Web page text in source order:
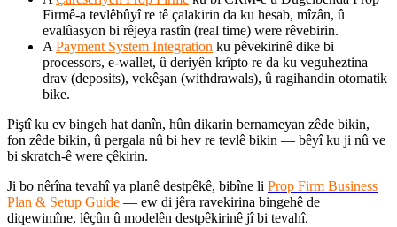
Firmê-a tevlêbûyî re tê çalakirin da ku hesab, mîzân, û
evalûasyon bi rêjeya rastîn (real time) were rêvebirin.
A Payment System Integration ku pêvekirinê dike bi
processors, e-wallet, û deriyên krîpto re da ku veguheztina
drav (deposits), vekêşan (withdrawals), û ragihandin otomatik
bike.
Piştî ku ev bingeh hat danîn, hûn dikarin bernameyan zêde bikin,
fon zêde bikin, û pergala nû bi hev re tevlê bikin — bêyî ku ji nû ve
bi skratch-ê were çêkirin.
Ji bo nêrîna tevahî ya planê destpêkê, bibîne li Prop Firm Business
Plan & Setup Guide — ew di jêra ravekirina bingehê de
diqewimîne, lêçûn û modelên destpêkirinê jî bi tevahî.